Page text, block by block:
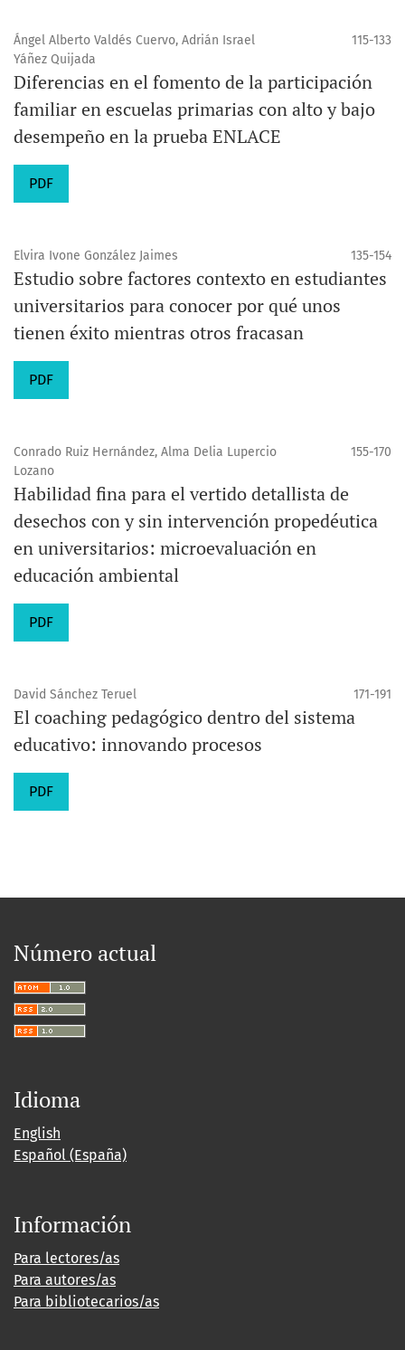
Ángel Alberto Valdés Cuervo, Adrián Israel
Yáñez Quijada
115-133
Diferencias en el fomento de la participación
familiar en escuelas primarias con alto y bajo
desempeño en la prueba ENLACE
PDF
Elvira Ivone González Jaimes 135-154
Estudio sobre factores contexto en estudiantes
universitarios para conocer por qué unos
tienen éxito mientras otros fracasan
PDF
Conrado Ruiz Hernández, Alma Delia Lupercio
Lozano
155-170
Habilidad fina para el vertido detallista de
desechos con y sin intervención propedéutica
en universitarios: microevaluación en
educación ambiental
PDF
David Sánchez Teruel 171-191
El coaching pedagógico dentro del sistema
educativo: innovando procesos
PDF
Número actual
Idioma
English
Español (España)
Información
Para lectores/as
Para autores/as
Para bibliotecarios/as